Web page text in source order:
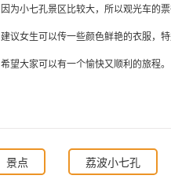
因为小七孔景区比较大，所以观光车的
建议女生可以传一些颜色鲜艳的衣服，
希望大家可以有一个愉快又顺利的旅程。
景点 荔波小七孔